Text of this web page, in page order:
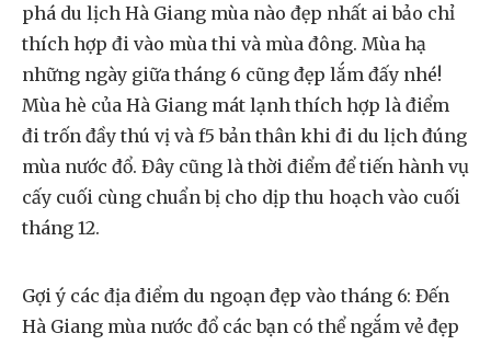
phá du lịch Hà Giang mùa nào đẹp nhất ai bảo chỉ
thích hợp đi vào mùa thi và mùa đông. Mùa hạ
những ngày giữa tháng 6 cũng đẹp lắm đấy nhé!
Mùa hè của Hà Giang mát lạnh thích hợp là điểm
đi trốn đầy thú vị và f5 bản thân khi đi du lịch đúng
mùa nước đổ. Đây cũng là thời điểm để tiến hành vụ
cấy cuối cùng chuẩn bị cho dịp thu hoạch vào cuối
tháng 12.
Gợi ý các địa điểm du ngoạn đẹp vào tháng 6: Đến
Hà Giang mùa nước đổ các bạn có thể ngắm vẻ đẹp